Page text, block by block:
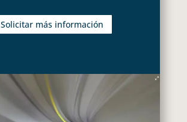
Solicitar más información